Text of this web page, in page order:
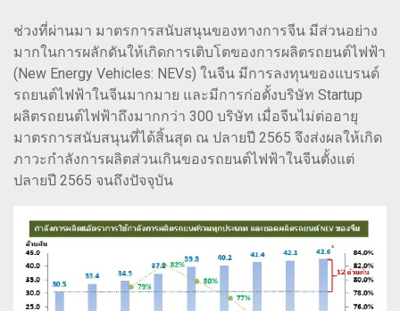
ช่วงที่ผ่านมา มาตรการสนับสนุนของทางการจีน มีส่วนอย่าง
มากในการผลักดันให้เกิดการเติบโตของการผลิตรถยนต์ไฟฟ้า
(New Energy Vehicles: NEVs) ในจีน มีการลงทุนของแบรนด์
รถยนต์ไฟฟ้าในจีนมากมาย และมีการก่อตั้งบริษัท Startup
ผลิตรถยนต์ไฟฟ้าถึงมากกว่า 300 บริษัท เมื่อจีนไม่ต่ออายุ
มาตรการสนับสนุนที่ได้สิ้นสุด ณ ปลายปี 2565 จึงส่งผลให้เกิด
ภาวะกำลังการผลิตส่วนเกินของรถยนต์ไฟฟ้าในจีนตั้งแต่
ปลายปี 2565 จนถึงปัจจุบัน